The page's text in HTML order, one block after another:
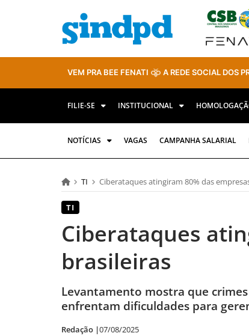
VEM PRA BEE FENATI A REDE SOCIAL DOS
FILIE-SE INSTITUCIONAL
NOTÍCIAS VAGAS CAMPANHA SALARIAL
TI Ciberataques atingiram 80% das
TI
Ciberataques
brasileiras
Levantamento mostra que
enfrentam dificuldades para
Redação |07/08/2025